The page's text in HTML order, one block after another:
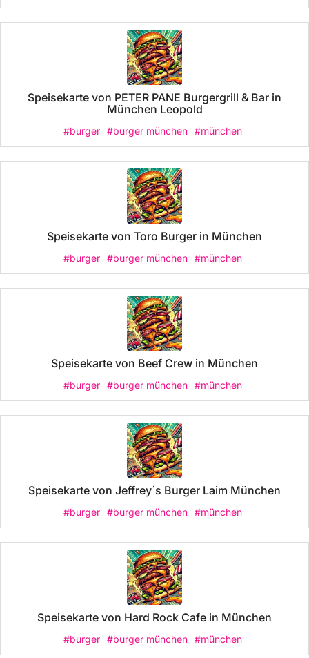
Speisekarte von PETER PANE Burgergrill & Bar in
München Leopold
#burger #burger münchen #münchen
Speisekarte von Toro Burger in München
#burger #burger münchen #münchen
Speisekarte von Beef Crew in München
#burger #burger münchen #münchen
Speisekarte von Jeffrey´s Burger Laim München
#burger #burger münchen #münchen
Speisekarte von Hard Rock Cafe in München
#burger #burger münchen #münchen